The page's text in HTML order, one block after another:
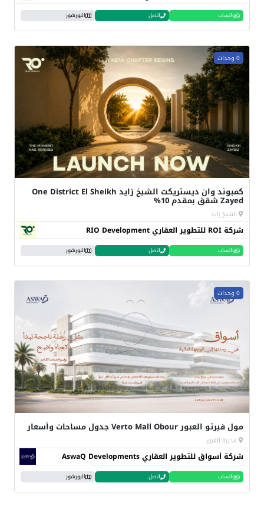
واتساب اتصل البورشور
0 وحدات
كمبوند وان ديستريكت الشيخ زايد One District El Sheikh
Zayed شقق بمقدم 10%
الشيخ زايد
شركة ROI للتطوير العقاري RIO Development
واتساب اتصل البورشور
0 وحدات
مول فيرتو العبور Verto Mall Obour جدول مساحات وأسعار
مدينة العبور
شركة أسواق للتطوير العقاري AswaQ Developments
واتساب اتصل البورشور